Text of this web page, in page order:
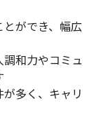
とができ、幅広
和力やコミュ
多く、キャリ